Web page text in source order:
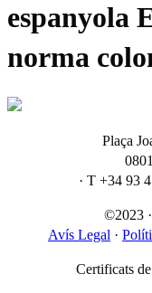
espanyola
norma
Plaça
· T +34 93
©2023
Avís Legal ·
Certificats